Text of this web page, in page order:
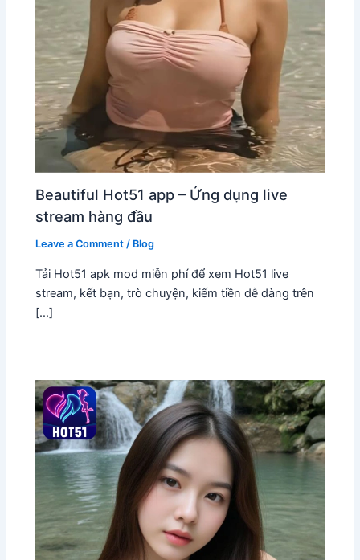
Beautiful Hot51 app – Ứng dụng live
stream hàng đầu
Leave a Comment / Blog
Tải Hot51 apk mod miễn phí để xem Hot51 live
stream, kết bạn, trò chuyện, kiếm tiền dễ dàng trên
[…]